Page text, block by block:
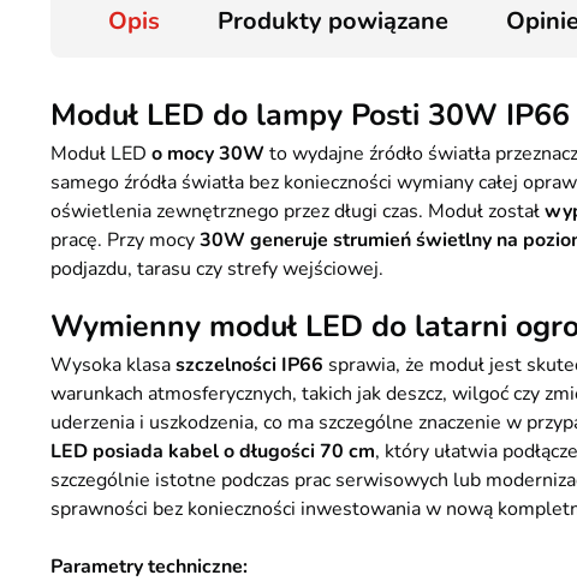
Opis Produkty powiązane
Moduł LED do lampy Posti 30W
Moduł LED o mocy 30Wto wydajne źródło światła
samego źródła światła bez konieczności wymiany całej
oświetlenia zewnętrznego przez długi czas. Moduł został
pracę. Przy mocy30W generuje strumień świetlny na
podjazdu, tarasu czy strefy wejściowej.
Wymienny moduł LED do latarni
Wysoka klasaszczelności IP66 sprawia, że moduł jest
warunkach atmosferycznych, takich jak deszcz, wilgoć czy
uderzenia i uszkodzenia, co ma szczególne znaczenie w
LED posiada kabel o długości 70 cm, który ułatwia
szczególnie istotne podczas prac serwisowych lub
sprawności bez konieczności inwestowania w nową
Parametry techniczne: